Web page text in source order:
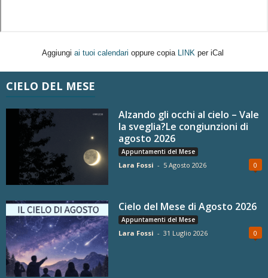
Aggiungi ai tuoi calendari oppure copia LINK per iCal
CIELO DEL MESE
Alzando gli occhi al cielo – Vale
la sveglia?Le congiunzioni di
agosto 2026
Appuntamenti del Mese
Lara Fossi - 5 Agosto 2026 0
Cielo del Mese di Agosto 2026
Appuntamenti del Mese
Lara Fossi - 31 Luglio 2026 0